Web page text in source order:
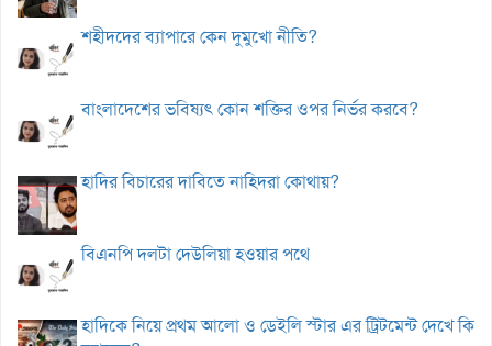
শহীদদের ব্যাপারে কেন দুমুখো নীতি?
বাংলাদেশের ভবিষ্যৎ কোন শক্তির ওপর নির্ভর করবে?
হাদির বিচারের দাবিতে নাহিদরা কোথায়?
বিএনপি দলটা দেউলিয়া হওয়ার পথে
হাদিকে নিয়ে প্রথম আলো ও ডেইলি স্টার এর ট্রিটমেন্ট দেখে কি